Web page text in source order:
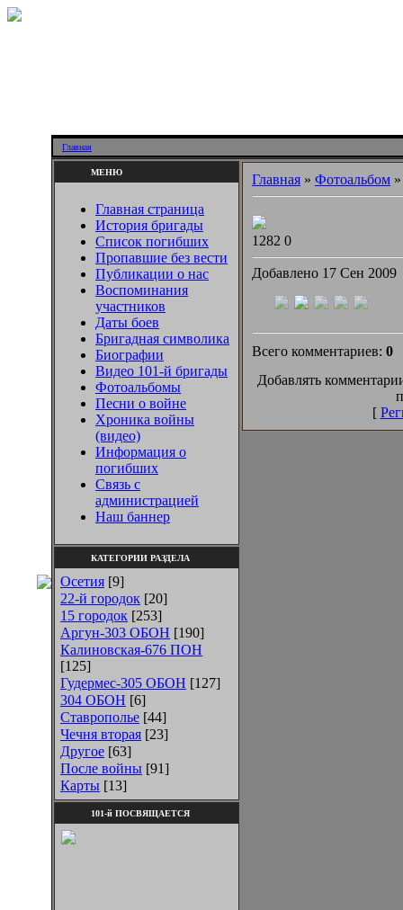
Главная
МЕНЮ
Главная страница
История бригады
Список погибших
Пропавшие без вести
Публикации о нас
Воспоминания
участников
Даты боев
Бригадная символика
Биографии
Видео 101-й бригады
Фотоальбомы
Песни о войне
Хроника войны
(видео)
Информация о
погибших
Связь с
администрацией
Наш баннер
КАТЕГОРИИ РАЗДЕЛА
Осетия [9]
22-й городок [20]
15 городок [253]
Аргун-303 ОБОН [190]
Калиновская-676 ПОН
[125]
Гудермес-305 ОБОН [127]
304 ОБОН [6]
Ставрополье [44]
Чечня вторая [23]
Другое [63]
После войны [91]
Карты [13]
101-й ПОСВЯЩАЕТСЯ
Главная » Фотоальбом
1282 0
Добавлено 17 Сен 2009
Всего комментариев: 0
Добавлять
[